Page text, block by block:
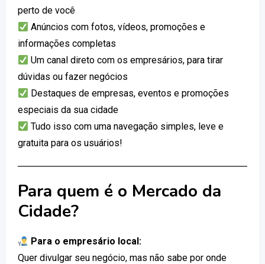
perto de você
Anúncios com fotos, vídeos, promoções e
informações completas
Um canal direto com os empresários, para tirar
dúvidas ou fazer negócios
Destaques de empresas, eventos e promoções
especiais da sua cidade
Tudo isso com uma navegação simples, leve e
gratuita para os usuários!
Para quem é o Mercado da
Cidade?
Para o empresário local:
Quer divulgar seu negócio, mas não sabe por onde